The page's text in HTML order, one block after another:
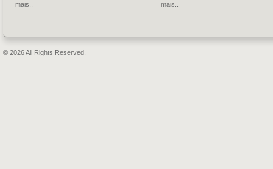
mais..
mais..
© 2026 All Rights Reserved.